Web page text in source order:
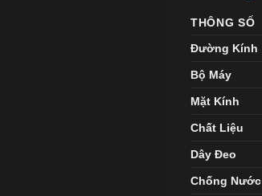
THÔNG SỐ
Đường Kính
Bộ Máy
Mặt Kính
Chất Liệu
Dây Đeo
Chống Nước